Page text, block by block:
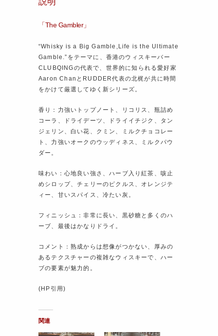
「The Gambler」
“Whisky is a Big Gamble,Life is the Ultimate
Gamble.”をテーマに、香港のウィスキーバー
CLUBQINGの代表で、世界的に知られる愛好家
Aaron ChanとRUDDER代表の北梶が共に時間
をかけて厳選してゆく新シリーズ。
香り：力強いトップノート、リコリス、瓶詰め
コーラ、ドライデーツ、ドライイチジク、タン
ジェリン、白い花、クミン、ミルクチョコレー
ト、力強いオークのウッディネス、ミルクパウ
ダー。
味わい：心地良い強さ、ハーブ入り紅茶、咳止
めシロップ、チェリーのピクルス、オレンジテ
ィー、甘いスパイス、冷たい灰。
フィニッシュ：非常に長い、黒砂糖と多くのハ
ーブ、最後はかなりドライ。
コメント：熟成からは想像がつかない、厚みの
あるテクスチャーの複雑なウィスキーで、ハー
ブの要素が魅力的。
(HP引用)
関連